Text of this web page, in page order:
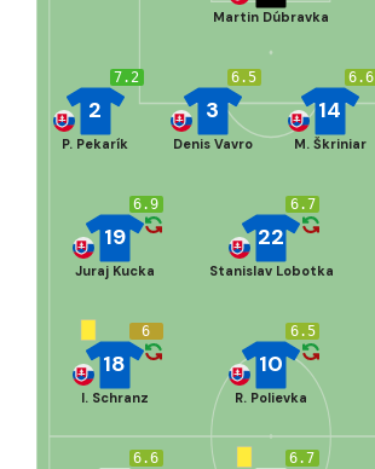
Martin Dúbravka
6.6
14
M. Škriniar
6.5
3
Denis Vavro
7.2
2
P. Pekarík
6.7
22
Stanislav Lobotka
6.9
19
Juraj Kucka
6.5
10
R. Polievka
6
18
I. Schranz
6.6 6.7